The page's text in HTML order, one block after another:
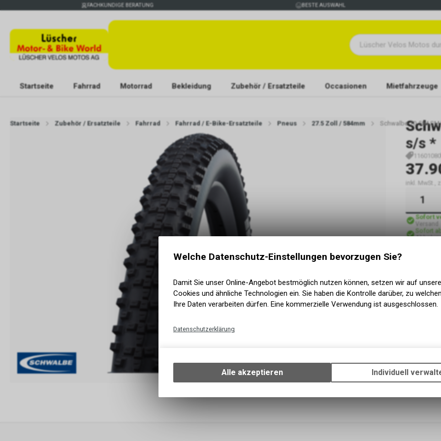
FACHKUNDIGE BERATUNG BESTE AUSWAHL
Startseite Fahrrad Motorrad Bekleidung Zubehör / Ersatzteile Occasionen Mietfahrzeuge
Startseite Zubehör / Ersatzteile Fahrrad Fahrrad / E-Bike-Ersatzteile Pneus 27.5 Zoll / 584mm Schwalbe 70-584
s/s *
11601080
inkl. MwSt.,
Sofort
Versand
Sofort
Welche Datenschutz-Einstellungen bevorzugen Sie?
Damit Sie unser Online-Angebot bestmöglich nutzen können, setzen wir auf
Cookies und ähnliche Technologien ein. Sie haben die Kontrolle darüber, zu
Ihre Daten verarbeiten dürfen. Eine kommerzielle Verwendung ist ausgeschlossen.
Datenschutzerklärung
Ihrem Gerät, um die grundlegenden Funktionen unseres Online-
Verwendung des Warenkorbs, zu ermöglichen. Bitte beachten Sie,
zulassen.
Alle akzeptieren Individuell